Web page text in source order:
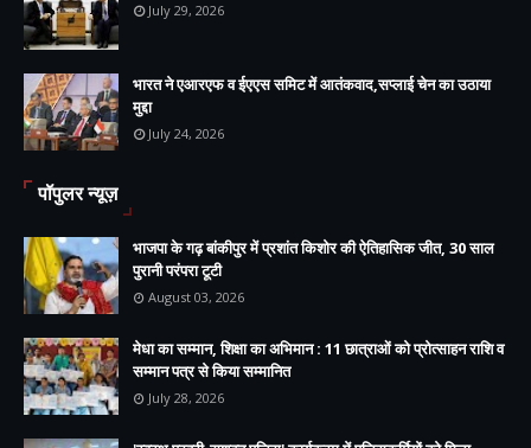
July 29, 2026
भारत ने एआरएफ व ईएएस समिट में आतंकवाद,सप्लाई चेन का उठाया
मुद्दा
July 24, 2026
पॉपुलर न्यूज़
भाजपा के गढ़ बांकीपुर में प्रशांत किशोर की ऐतिहासिक जीत, 30 साल
पुरानी परंपरा टूटी
August 03, 2026
मेधा का सम्मान, शिक्षा का अभिमान : 11 छात्राओं को प्रोत्साहन राशि व
सम्मान पत्र से किया सम्मानित
July 28, 2026